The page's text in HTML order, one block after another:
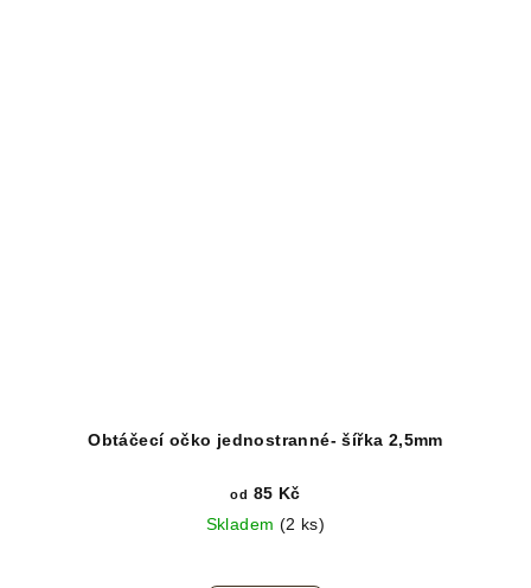
Obtáčecí očko jednostranné- šířka 2,5mm
od 85 Kč
Skladem (2 ks)